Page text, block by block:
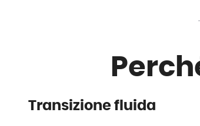
Transizione fluida